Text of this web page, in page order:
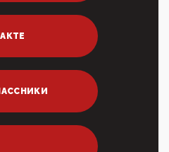
это первый шаг из
ИНН при любых
менеджменту в 15
2025 года превысило 63